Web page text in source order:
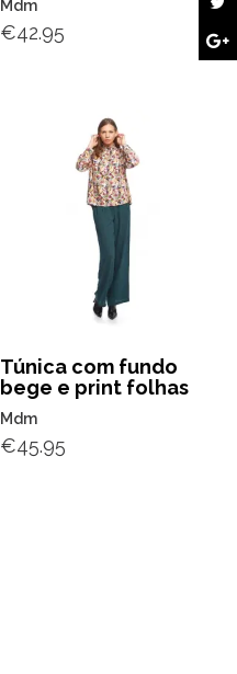
Mdm
€42.95
Túnica com fundo
bege e print folhas
Mdm
€45.95